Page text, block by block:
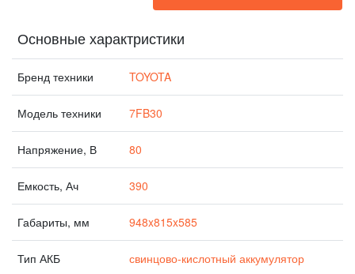
Основные характристики
Бренд техники TOYOTA
Модель техники 7FB30
Напряжение, В 80
Емкость, Ач 390
Габариты, мм 948x815x585
Тип АКБ свинцово-кислотный аккумулятор